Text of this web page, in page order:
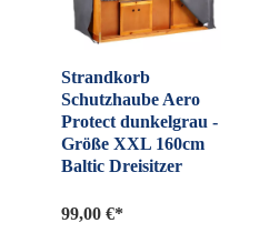
Strandkorb
Schutzhaube Aero
Protect dunkelgrau -
Größe XXL 160cm
Baltic Dreisitzer
99,00 €*